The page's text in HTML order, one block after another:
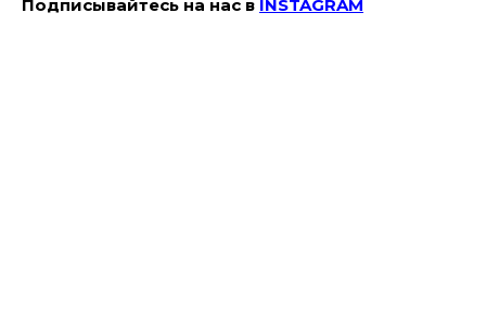
Подписывайтесь на наc в INSTAGRAM